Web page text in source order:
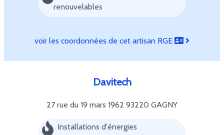
renouvelables
voir les coordonnées de cet artisan RGE
Davitech
27 rue du 19 mars 1962 93220 GAGNY
Installations d'énergies